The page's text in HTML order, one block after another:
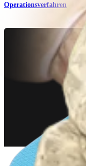
Operationsverfahren